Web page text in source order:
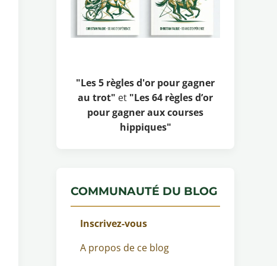
"Les 5 règles d'or pour gagner
au trot" et "Les 64 règles d’or
pour gagner aux courses
hippiques"
COMMUNAUTÉ DU BLOG
Inscrivez-vous
A propos de ce blog